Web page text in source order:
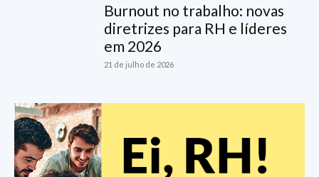
Burnout no trabalho: novas
diretrizes para RH e líderes
em 2026
21 de julho de 2026